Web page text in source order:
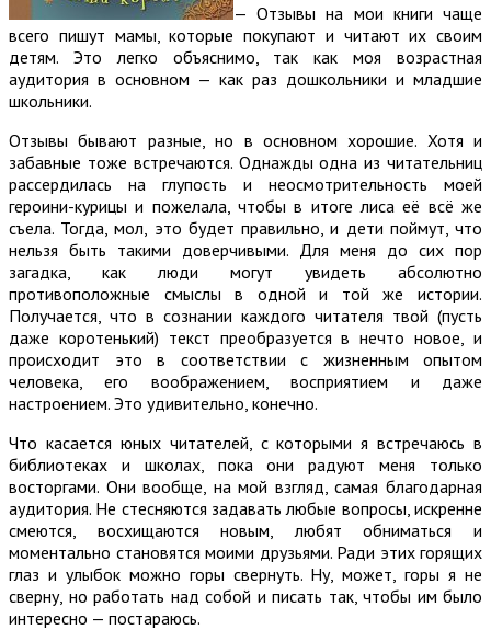
— Отзывы на мои книги чаще
всего пишут мамы, которые покупают и читают их своим
детям. Это легко объяснимо, так как моя возрастная
аудитория в основном — как раз дошкольники и младшие
школьники.
Отзывы бывают разные, но в основном хорошие. Хотя и
забавные тоже встречаются. Однажды одна из читательниц
рассердилась на глупость и неосмотрительность моей
героини-курицы и пожелала, чтобы в итоге лиса её всё же
съела. Тогда, мол, это будет правильно, и дети поймут, что
нельзя быть такими доверчивыми. Для меня до сих пор
загадка, как люди могут увидеть абсолютно
противоположные смыслы в одной и той же истории.
Получается, что в сознании каждого читателя твой (пусть
даже коротенький) текст преобразуется в нечто новое, и
происходит это в соответствии с жизненным опытом
человека, его воображением, восприятием и даже
настроением. Это удивительно, конечно.
Что касается юных читателей, с которыми я встречаюсь в
библиотеках и школах, пока они радуют меня только
восторгами. Они вообще, на мой взгляд, самая благодарная
аудитория. Не стесняются задавать любые вопросы, искренне
смеются, восхищаются новым, любят обниматься и
моментально становятся моими друзьями. Ради этих горящих
глаз и улыбок можно горы свернуть. Ну, может, горы я не
сверну, но работать над собой и писать так, чтобы им было
интересно — постараюсь.